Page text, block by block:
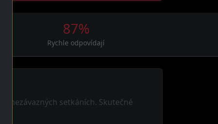
87%
Rychle odpovídají
nezávazných setkáních. Skutečné